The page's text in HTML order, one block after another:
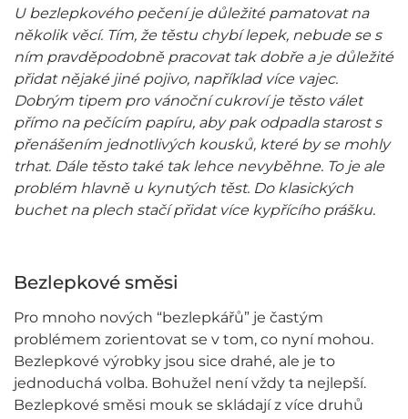
U bezlepkového pečení je důležité pamatovat na
několik věcí. Tím, že těstu chybí lepek, nebude se s
ním pravděpodobně pracovat tak dobře a je důležité
přidat nějaké jiné pojivo, například více vajec.
Dobrým tipem pro vánoční cukroví je těsto válet
přímo na pečícím papíru, aby pak odpadla starost s
přenášením jednotlivých kousků, které by se mohly
trhat. Dále těsto také tak lehce nevyběhne. To je ale
problém hlavně u kynutých těst. Do klasických
buchet na plech stačí přidat více kypřícího prášku.
Bezlepkové směsi
Pro mnoho nových “bezlepkářů” je častým
problémem zorientovat se v tom, co nyní mohou.
Bezlepkové výrobky jsou sice drahé, ale je to
jednoduchá volba. Bohužel není vždy ta nejlepší.
Bezlepkové směsi mouk se skládají z více druhů